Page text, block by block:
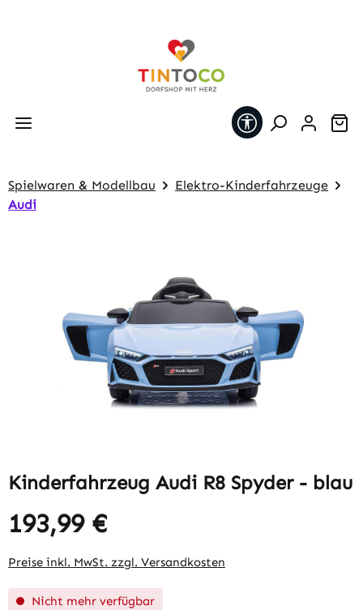
Werkzeugleiste
Spielwaren & Modellbau
Elektro-Kinderfahrzeuge
Audi
Kinderfahrzeug Audi R8 Spyder - blau
Regulärer Preis:
193,99 €
Preise inkl. MwSt. zzgl. Versandkosten
Nicht mehr verfügbar